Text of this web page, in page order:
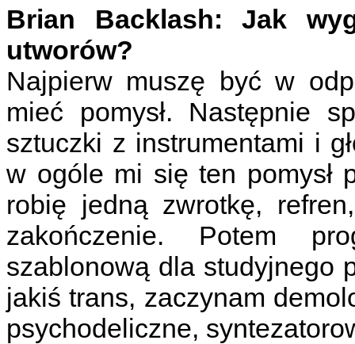
Brian Backlash: Jak
utworów?
Najpierw muszę być w
mieć pomysł. Następnie
sztuczki z instrumentami i
w ogóle mi się ten pomysł
robię jedną zwrotkę,
zakończenie. Potem
szablonową dla studyjnego
jakiś trans, zaczynam
psychodeliczne,